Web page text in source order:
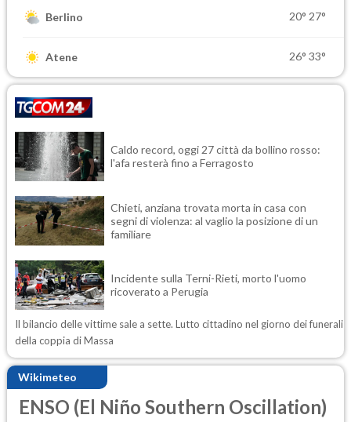
Berlino 20° 27°
Atene 26° 33°
Caldo record, oggi 27 città da bollino rosso:
l'afa resterà fino a Ferragosto
Chieti, anziana trovata morta in casa con
segni di violenza: al vaglio la posizione di un
familiare
Incidente sulla Terni-Rieti, morto l'uomo
ricoverato a Perugia
Il bilancio delle vittime sale a sette. Lutto cittadino nel giorno dei funerali
della coppia di Massa
Wikimeteo
ENSO (El Niño Southern Oscillation)